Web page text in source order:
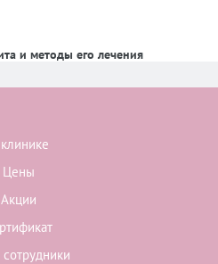
и методы его лечения
Цены
Акции